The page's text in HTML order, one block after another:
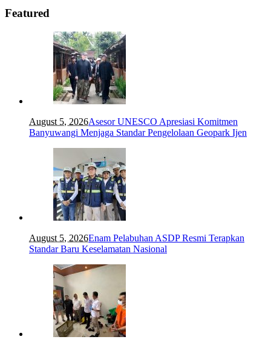
Featured
August 5, 2026Asesor UNESCO Apresiasi Komitmen
Banyuwangi Menjaga Standar Pengelolaan Geopark Ijen
August 5, 2026Enam Pelabuhan ASDP Resmi Terapkan
Standar Baru Keselamatan Nasional